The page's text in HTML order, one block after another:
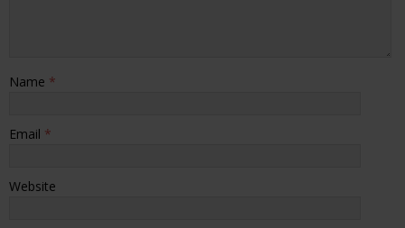
Name *
Email *
Website